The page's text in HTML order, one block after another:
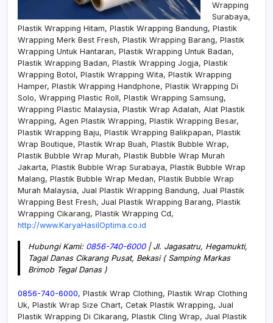
Wrapping
Surabaya,
Plastik Wrapping Hitam, Plastik Wrapping Bandung, Plastik
Wrapping Merk Best Fresh, Plastik Wrapping Barang, Plastik
Wrapping Untuk Hantaran, Plastik Wrapping Untuk Badan,
Plastik Wrapping Badan, Plastik Wrapping Jogja, Plastik
Wrapping Botol, Plastik Wrapping Wita, Plastik Wrapping
Hamper, Plastik Wrapping Handphone, Plastik Wrapping Di
Solo, Wrapping Plastic Roll, Plastik Wrapping Samsung,
Wrapping Plastic Malaysia, Plastik Wrap Adalah, Alat Plastik
Wrapping, Agen Plastik Wrapping, Plastik Wrapping Besar,
Plastik Wrapping Baju, Plastik Wrapping Balikpapan, Plastik
Wrap Boutique, Plastik Wrap Buah, Plastik Bubble Wrap,
Plastik Bubble Wrap Murah, Plastik Bubble Wrap Murah
Jakarta, Plastik Bubble Wrap Surabaya, Plastik Bubble Wrap
Malang, Plastik Bubble Wrap Medan, Plastik Bubble Wrap
Murah Malaysia, Jual Plastik Wrapping Bandung, Jual Plastik
Wrapping Best Fresh, Jual Plastik Wrapping Barang, Plastik
Wrapping Cikarang, Plastik Wrapping Cd,
http://www.KaryaHasilOptima.co.id
Hubungi Kami: 0856-740-6000| Jl. Jagasatru, Hegamukti,
Tagal Danas Cikarang Pusat, Bekasi ( Samping Markas
Brimob Tegal Danas )
0856-740-6000, Plastik Wrap Clothing, Plastik Wrap Clothing
Uk, Plastik Wrap Size Chart, Cetak Plastik Wrapping, Jual
Plastik Wrapping Di Cikarang, Plastik Cling Wrap, Jual Plastik